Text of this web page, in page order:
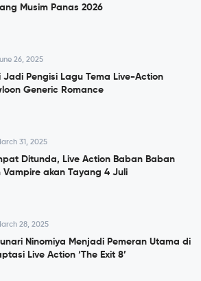
Musim Panas 2026
26, 2025
Jadi Pengisi Lagu Tema Live-Action
Generic Romance
31, 2025
Ditunda, Live Action Baban Baban
Vampire akan Tayang 4 Juli
28, 2025
Ninomiya Menjadi Pemeran Utama di
Live Action ‘The Exit 8’